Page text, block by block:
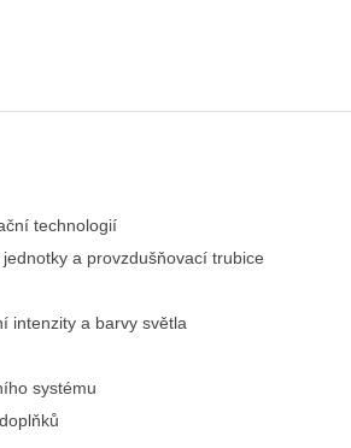
technologií
a provzdušňovací trubice
intenzity a barvy světla
systému